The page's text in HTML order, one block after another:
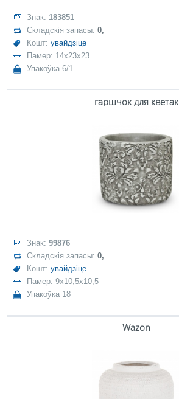
Знак: 183851
Складскія запасы:0,
Кошт:увайдзіце
Памер: 14x23x23
Упакоўка 6/1
гаршчок для кветак
Знак:99876
Складскія запасы:0,
Кошт:увайдзіце
Памер: 9x10,5x10,5
Упакоўка 18
Wazon